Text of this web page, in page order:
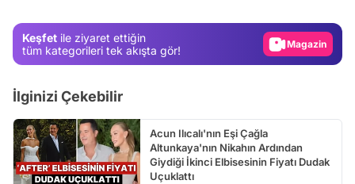
Keşfet ile ziyaret ettiğin
tüm kategorileri tek akışta gör!
Video
İlginizi Çekebilir
Acun Ilıcalı'nın Eşi Çağla
Altunkaya'nın Nikahın Ardından
Giydiği İkinci Elbisesinin Fiyatı Dudak
Uçuklattı